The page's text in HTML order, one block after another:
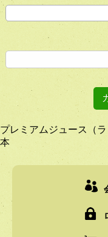
プレミアムジュース（
本